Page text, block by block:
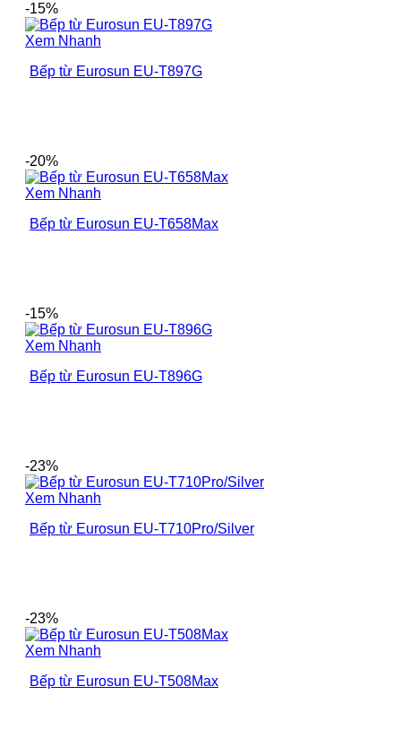
-15%
Xem Nhanh
Bếp từ Eurosun EU-T897G
-20%
Xem Nhanh
Bếp từ Eurosun EU-T658Max
-15%
Xem Nhanh
Bếp từ Eurosun EU-T896G
-23%
Xem Nhanh
Bếp từ Eurosun EU-T710Pro/Silver
-23%
Xem Nhanh
Bếp từ Eurosun EU-T508Max